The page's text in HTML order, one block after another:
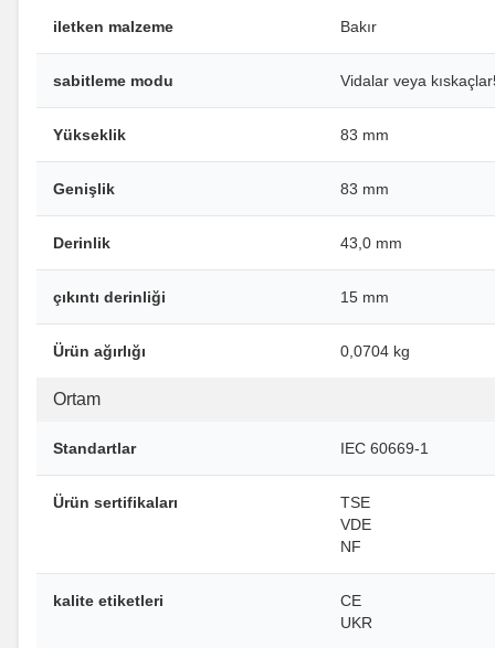
iletken malzeme Bakır
sabitleme modu Vidalar veya
Yükseklik 83 mm
Genişlik 83 mm
Derinlik 43,0 mm
çıkıntı derinliği 15 mm
Ürün ağırlığı 0,0704 kg
Ortam
Standartlar IEC 60669-1
Ürün sertifikaları
TSE
VDE
NF
kalite etiketleri
CE
UKR